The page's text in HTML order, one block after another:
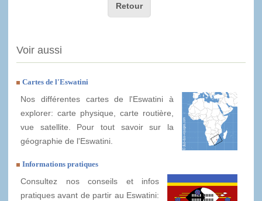
Retour
Voir aussi
Cartes de l'Eswatini
Nos différentes cartes de l'Eswatini à
explorer: carte physique, carte routière,
vue satellite. Pour tout savoir sur la
géographie de l'Eswatini.
Informations pratiques
Consultez nos conseils et infos
pratiques avant de partir au Eswatini: